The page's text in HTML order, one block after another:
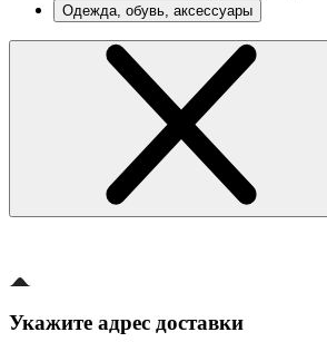
Одежда, обувь, аксессуары
Укажите адрес доставки